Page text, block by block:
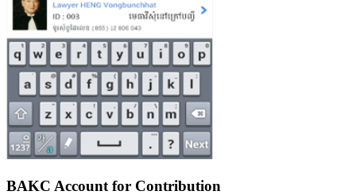
BAKC Account for Contribution